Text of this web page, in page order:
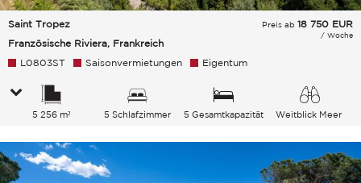
Saint Tropez
Französische Riviera, Frankreich
Preis ab 18 750 EUR
/ Woche
L0803ST Saisonvermietungen Eigentum
5 256 m² 5 Schlafzimmer 5 Gesamtkapazität Weitblick Meer